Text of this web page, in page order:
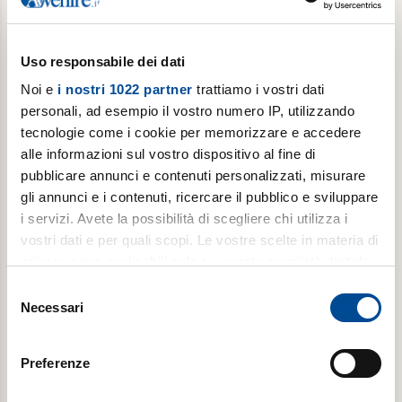
Uso responsabile dei dati
Noi e i nostri 1022 partner trattiamo i vostri dati
personali, ad esempio il vostro numero IP, utilizzando
tecnologie come i cookie per memorizzare e accedere
alle informazioni sul vostro dispositivo al fine di
pubblicare annunci e contenuti personalizzati, misurare
gli annunci e i contenuti, ricercare il pubblico e sviluppare
i servizi. Avete la possibilità di scegliere chi utilizza i
vostri dati e per quali scopi. Le vostre scelte in materia di
modificare o revocare il proprio consenso in qualsiasi
momento dalla Dichiarazione sui cookie o facendo clic
delNecessari
Preferenze
€ 109,99
Acquista
Abbonamento mensile